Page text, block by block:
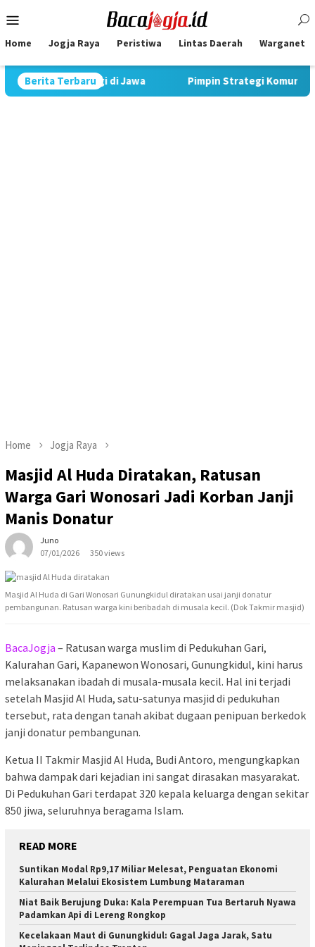
to
Menu
Home Jogja Raya Peristiwa Lintas Daerah Warganet
Berita Terbaru
di Jawa Pimpin Strategi Komunikasi JNE,
Home Jogja Raya
Masjid Al Huda Diratakan, Ratusan
Warga Gari Wonosari Jadi Korban Janji
Manis Donatur
Juno
07/01/2026
350 views
Masjid Al Huda di Gari Wonosari Gunungkidul diratakan usai janji donatur
pembangunan. Ratusan warga kini beribadah di musala kecil. (Dok Takmir masjid)
BacaJogja – Ratusan warga muslim di Pedukuhan Gari,
Kalurahan Gari, Kapanewon Wonosari, Gunungkidul, kini harus
melaksanakan ibadah di musala-musala kecil. Hal ini terjadi
setelah Masjid Al Huda, satu-satunya masjid di pedukuhan
tersebut, rata dengan tanah akibat dugaan penipuan berkedok
janji donatur pembangunan.
Ketua II Takmir Masjid Al Huda, Budi Antoro, mengungkapkan
bahwa dampak dari kejadian ini sangat dirasakan masyarakat.
Di Pedukuhan Gari terdapat 320 kepala keluarga dengan sekitar
850 jiwa, seluruhnya beragama Islam.
READ MORE
Suntikan Modal Rp9,17 Miliar Melesat, Penguatan Ekonomi
Kalurahan Melalui Ekosistem Lumbung Mataraman
Niat Baik Berujung Duka: Kala Perempuan Tua Bertaruh Nyawa
Padamkan Api di Lereng Rongkop
Kecelakaan Maut di Gunungkidul: Gagal Jaga Jarak, Satu